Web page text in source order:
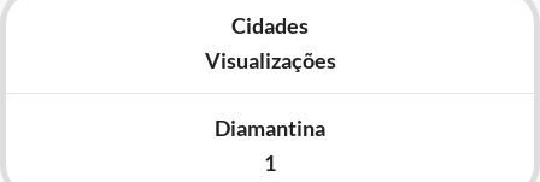
Cidades
Visualizações
Diamantina
1